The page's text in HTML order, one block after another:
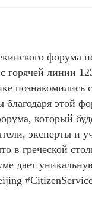
форума
горячей линии
познакомились
этой
который
эксперты
в греческой
дает